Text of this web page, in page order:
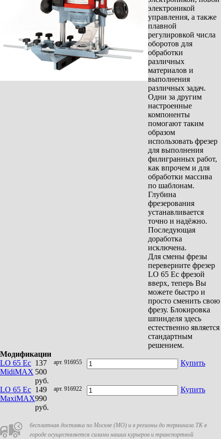
электроникой
управления, а также
плавной
регулировкой числа
оборотов для
обработки
различных
материалов и
выполнения
различных задач.
Одни за другим
настроенные
компоненты
помогают таким
образом
использовать фрезер
для выполнения
филигранных работ,
как впрочем и для
обработки массива
по шаблонам.
Глубина
фрезерования
устанавливается
точно и надёжно.
Последующая
доработка
исключена.
Для смены фрезы
переверните фрезер
LO 65 Ec фрезой
вверх, теперь Вы
можете быстро и
просто сменить свою
фрезу. Блокировка
шпинделя здесь
естественно является
стандартным
решением.
Модификации
LO 65 Ec
MidiMAX
137
500
руб.
арт. 916955 Купить
LO 65 Ec
MaxiMAX
149
990
руб.
арт. 916922 Купить
бесплатная доставка по Москве (МО) и в регионы до терминала ТК в
городе осуществляется силами наших курьеров и транспортной